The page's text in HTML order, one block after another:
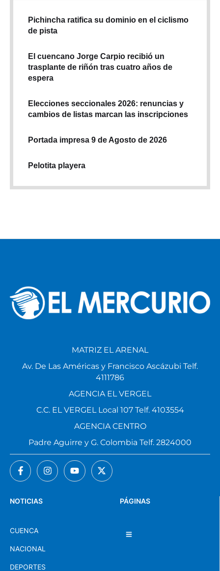
Pichincha ratifica su dominio en el ciclismo
de pista
El cuencano Jorge Carpio recibió un
trasplante de riñón tras cuatro años de
espera
Elecciones seccionales 2026: renuncias y
cambios de listas marcan las inscripciones
Portada impresa 9 de Agosto de 2026
Pelotita playera
PÁGINAS
NOTICIAS
CUENCA
NACIONAL
DEPORTES
MATRIZ EL ARENAL
Av. De Las Américas y Francisco Ascázubi Telf.
4111786
AGENCIA EL VERGEL
C.C. EL VERGEL Local 107 Telf. 4103554
AGENCIA CENTRO
Padre Aguirre y G. Colombia Telf. 2824000